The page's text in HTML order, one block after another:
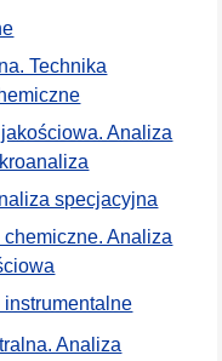
Technika
Analiza
specjacyjna
Analiza
instrumentalne
Analiza